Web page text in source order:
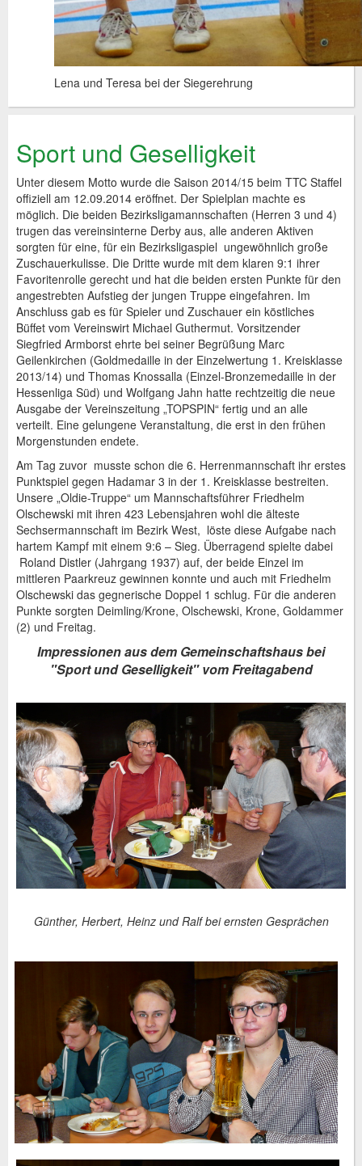
Lena und Teresa bei der Siegerehrung
Sport und Geselligkeit
Unter diesem Motto wurde die Saison 2014/15 beim TTC Staffel
offiziell am 12.09.2014 eröffnet. Der Spielplan machte es
möglich. Die beiden Bezirksligamannschaften (Herren 3 und 4)
trugen das vereinsinterne Derby aus, alle anderen Aktiven
sorgten für eine, für ein Bezirksligaspiel ungewöhnlich große
Zuschauerkulisse. Die Dritte wurde mit dem klaren 9:1 ihrer
Favoritenrolle gerecht und hat die beiden ersten Punkte für den
angestrebten Aufstieg der jungen Truppe eingefahren. Im
Anschluss gab es für Spieler und Zuschauer ein köstliches
Büffet vom Vereinswirt Michael Guthermut. Vorsitzender
Siegfried Armborst ehrte bei seiner Begrüßung Marc
Geilenkirchen (Goldmedaille in der Einzelwertung 1. Kreisklasse
2013/14) und Thomas Knossalla (Einzel-Bronzemedaille in der
Hessenliga Süd) und Wolfgang Jahn hatte rechtzeitig die neue
Ausgabe der Vereinszeitung „TOPSPIN“ fertig und an alle
verteilt. Eine gelungene Veranstaltung, die erst in den frühen
Morgenstunden endete.
Am Tag zuvor musste schon die 6. Herrenmannschaft ihr erstes
Punktspiel gegen Hadamar 3 in der 1. Kreisklasse bestreiten.
Unsere „Oldie-Truppe“ um Mannschaftsführer Friedhelm
Olschewski mit ihren 423 Lebensjahren wohl die älteste
Sechsermannschaft im Bezirk West, löste diese Aufgabe nach
hartem Kampf mit einem 9:6 – Sieg. Überragend spielte dabei
Roland Distler (Jahrgang 1937) auf, der beide Einzel im
mittleren Paarkreuz gewinnen konnte und auch mit Friedhelm
Olschewski das gegnerische Doppel 1 schlug. Für die anderen
Punkte sorgten Deimling/Krone, Olschewski, Krone, Goldammer
(2) und Freitag.
Impressionen aus dem Gemeinschaftshaus bei
"Sport und Geselligkeit" vom Freitagabend
Günther, Herbert, Heinz und Ralf bei ernsten Gesprächen